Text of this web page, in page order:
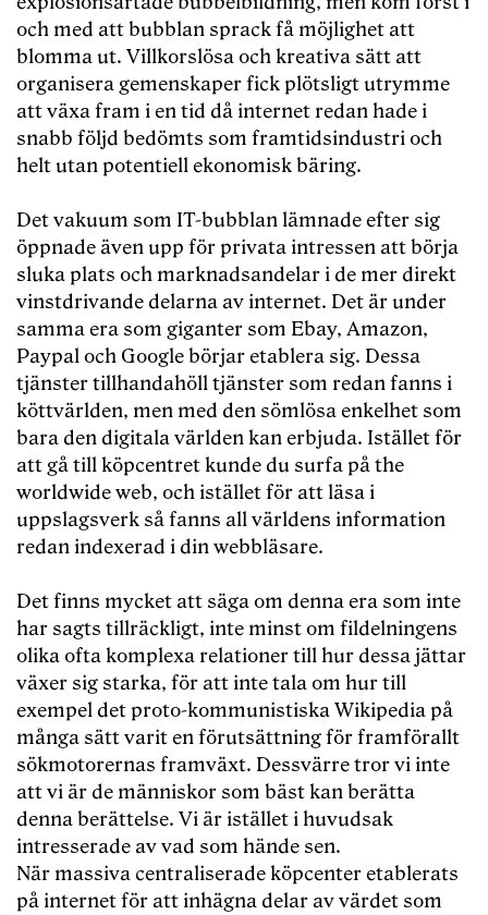
och med att bubblan sprack få möjlighet att
blomma ut. Villkorslösa och kreativa sätt att
organisera gemenskaper fick plötsligt utrymme
att växa fram i en tid då internet redan hade i
snabb följd bedömts som framtidsindustri och
helt utan potentiell ekonomisk bäring.
Det vakuum som IT-bubblan lämnade efter sig
öppnade även upp för privata intressen att börja
sluka plats och marknadsandelar i de mer direkt
vinstdrivande delarna av internet. Det är under
samma era som giganter som Ebay, Amazon,
Paypal och Google börjar etablera sig. Dessa
tjänster tillhandahöll tjänster som redan fanns i
köttvärlden, men med den sömlösa enkelhet som
bara den digitala världen kan erbjuda. Istället för
att gå till köpcentret kunde du surfa på the
worldwide web, och istället för att läsa i
uppslagsverk så fanns all världens information
redan indexerad i din webbläsare.
Det finns mycket att säga om denna era som inte
har sagts tillräckligt, inte minst om fildelningens
olika ofta komplexa relationer till hur dessa jättar
växer sig starka, för att inte tala om hur till
exempel det proto-kommunistiska Wikipedia på
många sätt varit en förutsättning för framförallt
sökmotorernas framväxt. Dessvärre tror vi inte
att vi är de människor som bäst kan berätta
denna berättelse. Vi är istället i huvudsak
intresserade av vad som hände sen.
När massiva centraliserade köpcenter etablerats
på internet för att inhägna delar av värdet som